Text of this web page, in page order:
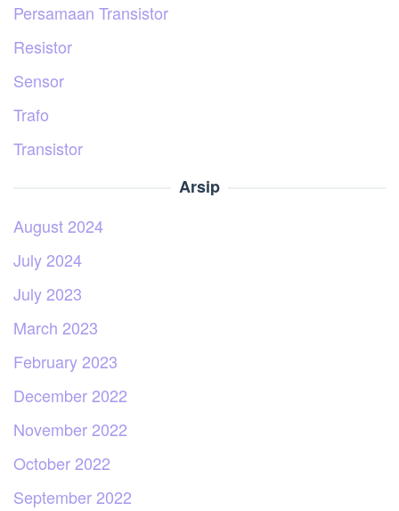
Persamaan Transistor
Resistor
Sensor
Trafo
Transistor
Arsip
August 2024
July 2024
July 2023
March 2023
February 2023
December 2022
November 2022
October 2022
September 2022